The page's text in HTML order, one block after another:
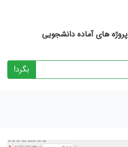
پروژه های آماده دانشجویی
بگرد!